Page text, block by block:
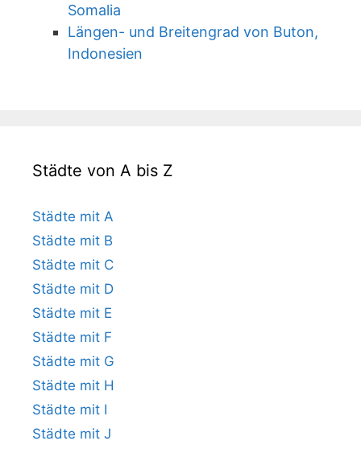
Somalia
Längen- und Breitengrad von Buton,
Indonesien
Städte von A bis Z
Städte mit A
Städte mit B
Städte mit C
Städte mit D
Städte mit E
Städte mit F
Städte mit G
Städte mit H
Städte mit I
Städte mit J